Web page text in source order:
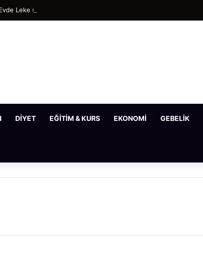
Leke Gideren En Etkili Maske Tarifleri
DIYET EĞITIM & KURS EKONOMI GEBELIK